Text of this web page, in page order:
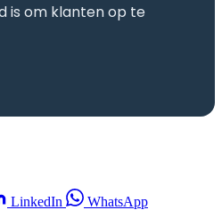
is om klanten op te
LinkedIn WhatsApp